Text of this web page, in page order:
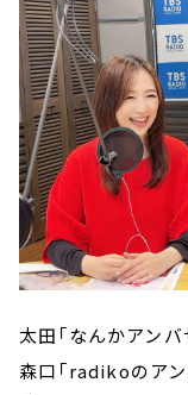
太田「なんかアン
森口「radikoのア